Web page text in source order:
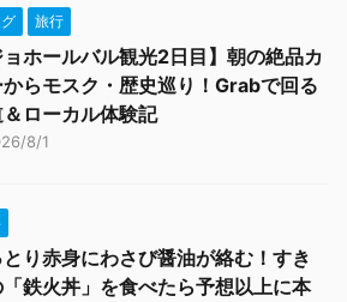
旅行
ョホールバル観光2日目】朝の絶品カ
からモスク・歴史巡り！Grabで回る
ローカル体験記
8/1
とり赤身にわさび醤油が絡む！すき
鉄火丼」を食べたら予想以上に本